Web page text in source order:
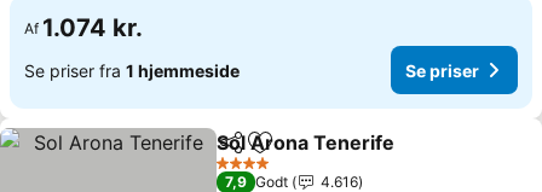
Af 1.074 kr.
Se priser fra 1 hjemmeside Se priser
Del Føj til favoritter
Sol Arona Tenerife
4 Stjerner
7,9 Godt
4.616